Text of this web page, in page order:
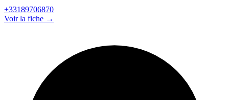
+33189706870
Voir la fiche →